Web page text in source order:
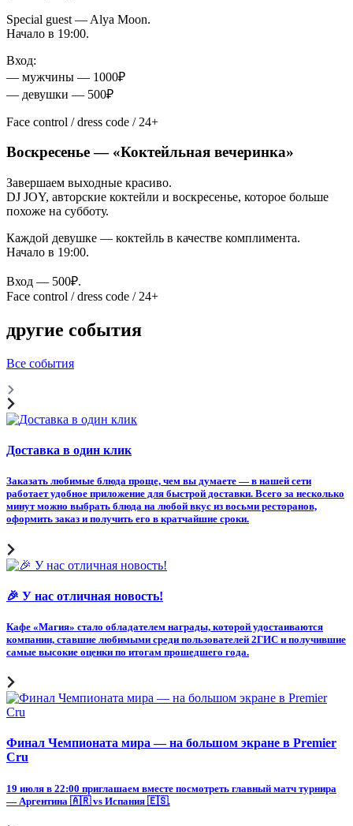
Special guest — Alya Moon.
Начало в 19:00.
Вход:
— мужчины — 1000₽
— девушки — 500₽
Face control / dress code / 24+
Воскресенье — «Коктейльная вечеринка»
Завершаем выходные красиво.
DJ JOY, авторские коктейли и воскресенье, которое больше
похоже на субботу.
Каждой девушке — коктейль в качестве комплимента.
Начало в 19:00.
Вход — 500₽.
Face control / dress code / 24+
другие события
Все события
Доставка в один клик
Заказать любимые блюда проще, чем вы думаете — в нашей сети
работает удобное приложение для быстрой доставки. Всего за несколько
минут можно выбрать блюда на любой вкус из восьми ресторанов,
оформить заказ и получить его в кратчайшие сроки.
🎉 У нас отличная новость!
Кафе «Магия» стало обладателем награды, которой удостаиваются
компании, ставшие любимыми среди пользователей 2ГИС и получившие
самые высокие оценки по итогам прошедшего года.
Финал Чемпионата мира — на большом экране в Premier
Cru
19 июля в 22:00 приглашаем вместе посмотреть главный матч турнира
— Аргентина 🇦🇷 vs Испания 🇪🇸.